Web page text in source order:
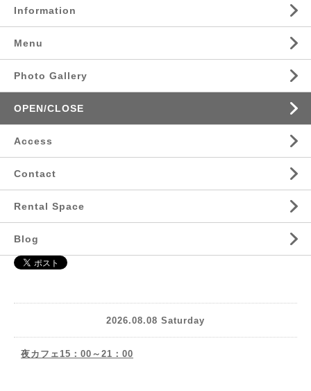
Information
Menu
Photo Gallery
OPEN/CLOSE
Access
Contact
Rental Space
Blog
2026.08.08 Saturday
夜カフェ15：00～21：00